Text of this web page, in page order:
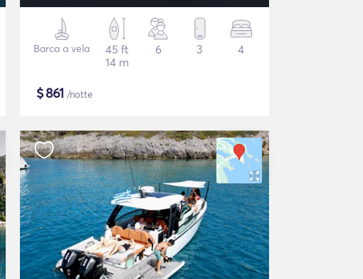
Barca a vela
45 ft
14 m
6 3 4
$861 /notte